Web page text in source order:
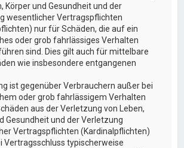
Körper und Gesundheit und der
wesentlicher Vertragspflichten
nur für Schäden, die auf ein
oder grob fahrlässiges Verhalten
sind. Dies gilt auch für mittelbare
wie insbesondere entgangenen
ist gegenüber Verbrauchern außer bei
oder grob fahrlässigem Verhalten
aus der Verletzung von Leben,
Gesundheit und der Verletzung
Vertragspflichten (Kardinalpflichten)
Vertragsschluss typischerweise